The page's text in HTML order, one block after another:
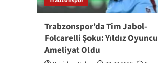
Trabzonspor’da Tim Jabol-
Folcarelli Şoku: Yıldız Oyuncu
Ameliyat Oldu